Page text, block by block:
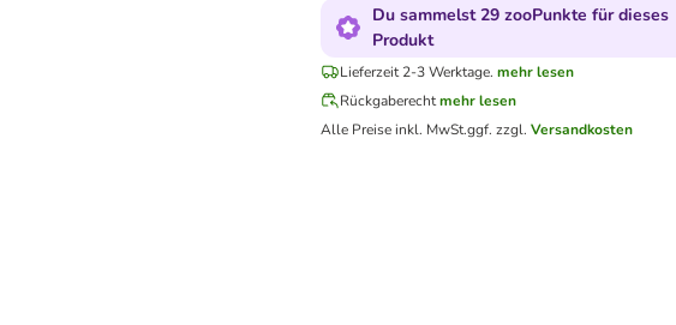
Du sammelst 29 zooPunkte für dieses
Produkt
Lieferzeit 2-3 Werktage. mehr lesen
Rückgaberechtmehr lesen
Alle Preise inkl. MwSt.ggf. zzgl.Versandkosten